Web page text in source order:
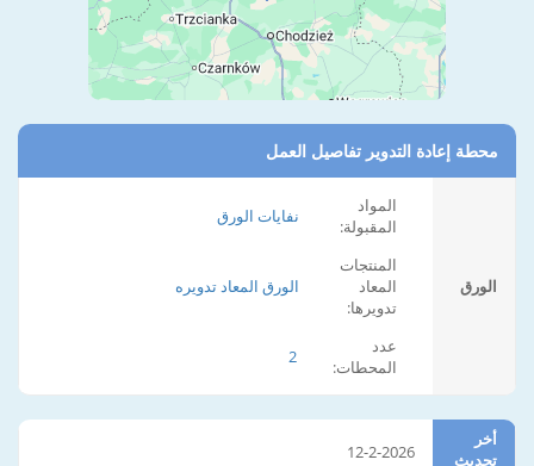
محطة إعادة التدوير تفاصيل العمل
الورق
المواد
المقبولة:
نفايات الورق
المنتجات
المعاد
تدويرها:
الورق المعاد تدويره
عدد
المحطات:
2
أخر
تحديث
12-2-2026